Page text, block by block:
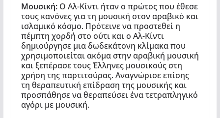
Μουσική:Ο Αλ-Κίντι ήταν ο πρώτος που έθεσε
τους κανόνες για τη μουσική στον αραβικό και
ισλαμικό κόσμο. Πρότεινε να προστεθεί η
πέμπτη χορδή στο ούτι και ο Αλ-Κίντι
δημιούργησε μια δωδεκάτονη κλίμακα που
χρησιμοποιείται ακόμα στην αραβική μουσική
και ξεπέρασε τους Έλληνες μουσικούς στη
χρήση της παρτιτούρας. Αναγνώρισε επίσης
τη θεραπευτική επίδραση της μουσικής και
προσπάθησε να θεραπεύσει ένα τετραπληγικό
αγόρι με μουσική.